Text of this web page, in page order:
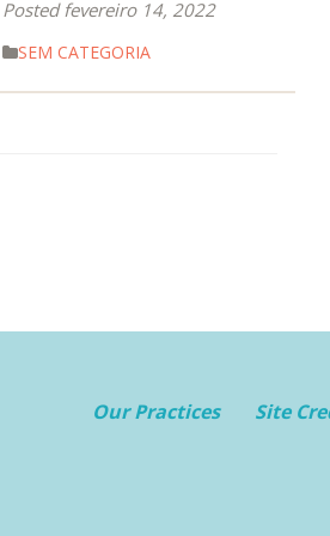
Posted fevereiro 14, 2022
SEM CATEGORIA
Our Practices Site